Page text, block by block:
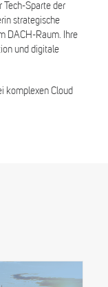
Tech-Sparte der
strategische
DACH-Raum. Ihre
und digitale
komplexen Cloud